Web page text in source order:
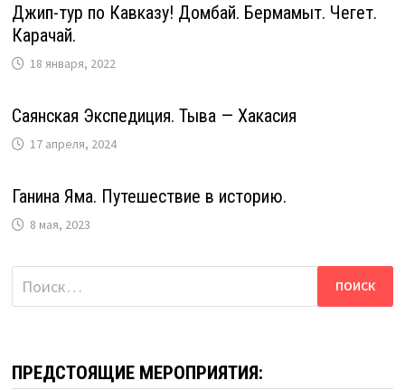
Джип-тур по Кавказу! Домбай. Бермамыт. Чегет.
Карачай.
18 января, 2022
Саянская Экспедиция. Тыва — Хакасия
17 апреля, 2024
Ганина Яма. Путешествие в историю.
8 мая, 2023
Найти:
ПРЕДСТОЯЩИЕ МЕРОПРИЯТИЯ: